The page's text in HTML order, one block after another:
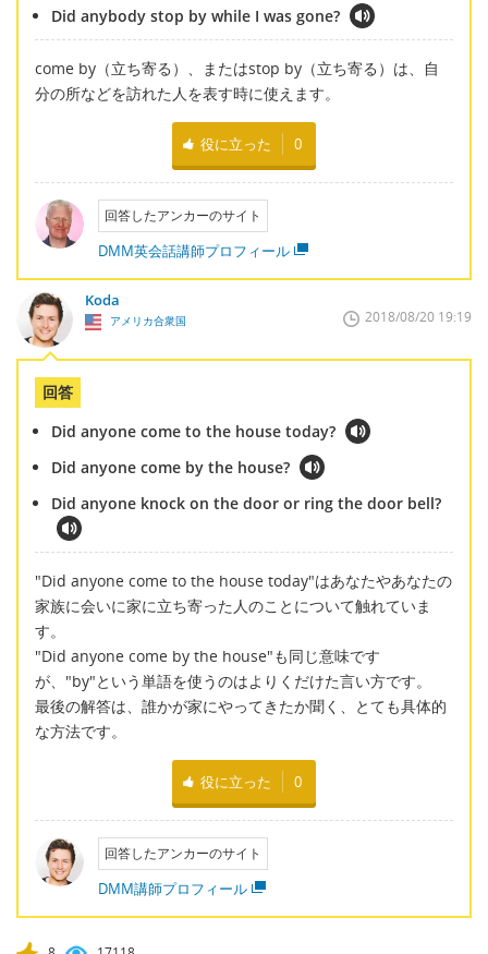
Did anybody stop by while I was gone?
come by（立ち寄る）、またはstop by（立ち寄る）は、自
分の所などを訪れた人を表す時に使えます。
役に立った 0
回答したアンカーのサイト
DMM英会話講師プロフィール
Koda
アメリカ合衆国 2018/08/20 19:19
回答
Did anyone come to the house today?
Did anyone come by the house?
Did anyone knock on the door or ring the door bell?
"Did anyone come to the house today"はあなたやあなたの
家族に会いに家に立ち寄った人のことについて触れていま
す。
"Did anyone come by the house"も同じ意味です
が、"by"という単語を使うのはよりくだけた言い方です。
最後の解答は、誰かが家にやってきたか聞く、とても具体的
な方法です。
役に立った 0
回答したアンカーのサイト
DMM講師プロフィール